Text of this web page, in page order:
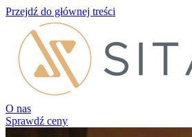
Przejdź do głównej treści
O nas
Sprawdź ceny